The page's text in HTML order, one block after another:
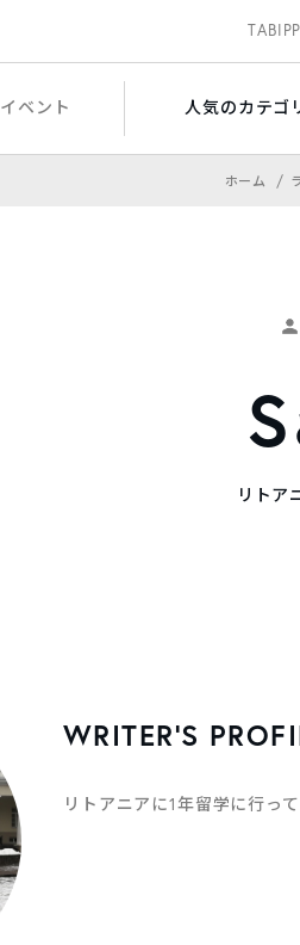
イベント 人気のカテゴ
ホーム
リトア
WRITER’S
リトアニアに1年留学に行っ